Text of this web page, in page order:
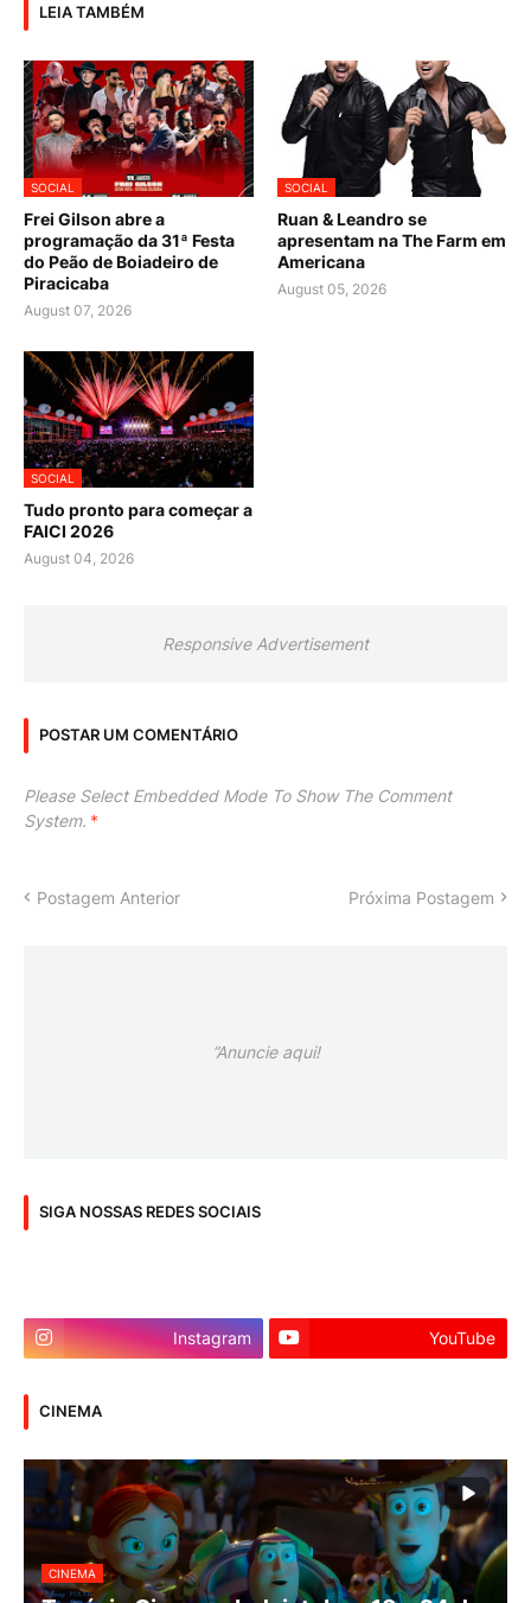
LEIA TAMBÉM
SOCIAL
Frei Gilson abre a
programação da 31ª Festa
do Peão de Boiadeiro de
Piracicaba
August 07, 2026
SOCIAL
Ruan & Leandro se
apresentam na The Farm em
Americana
August 05, 2026
SOCIAL
Tudo pronto para começar a
FAICI 2026
August 04, 2026
Responsive Advertisement
POSTAR UM COMENTÁRIO
Please Select Embedded Mode To Show The Comment
System. *
Postagem Anterior Próxima Postagem
”Anuncie aqui!
SIGA NOSSAS REDES SOCIAIS
Instagram YouTube
CINEMA
CINEMA